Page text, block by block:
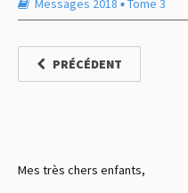
Messages 2018 ▪︎Tome 3
PRÉCÉDENT
Mes très chers enfants,